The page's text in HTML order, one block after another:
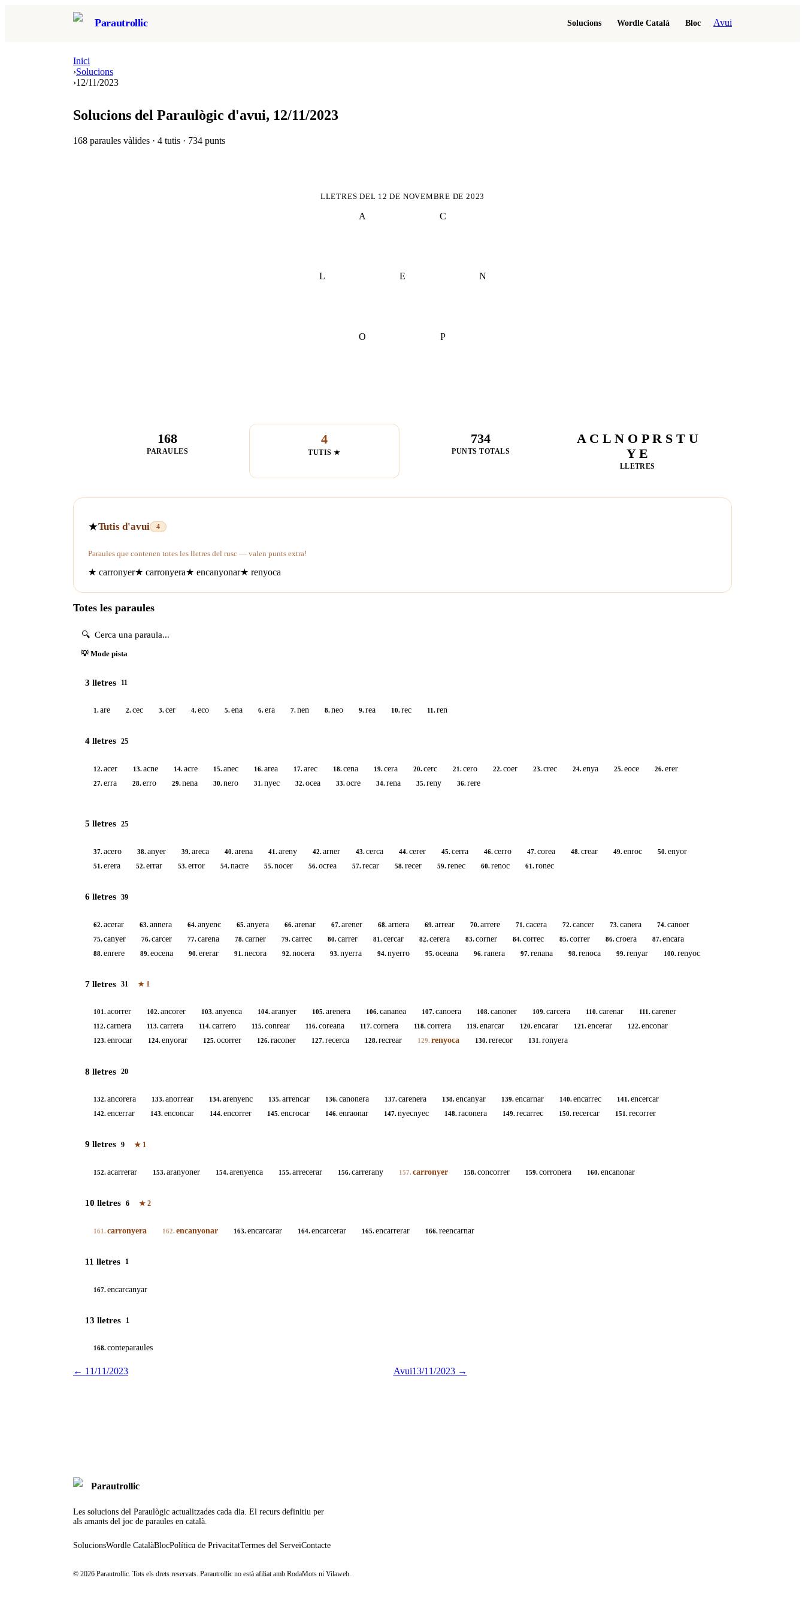
Parautrollic Solucions Wordle Català Bloc Avui
Inici
›Solucions
›12/11/2023
Solucions del Paraulògic d'avui, 12/11/2023
168 paraules vàlides · 4 tutis · 734 punts
LLETRES DEL 12 DE NOVEMBRE DE 2023
E
A C
L N
O P
168
PARAULES
4
TUTIS ★
734
PUNTS TOTALS
A C L N O P R S T U
Y E
LLETRES
★Tutis d'avui 4
Paraules que contenen totes les lletres del rusc — valen punts extra!
★ carronyer★ carronyera★ encanyonar★ renyoca
Totes les paraules
💡 Mode pista
3 lletres 11
1.are 2.cec 3.cer 4.eco 5.ena 6.era 7.nen 8.neo 9.rea 10.rec 11.ren
4 lletres 25
12.acer 13.acne 14.acre 15.anec 16.area 17.arec 18.cena 19.cera 20.cerc 21.cero 22.coer 23.crec 24.enya 25.eoce 26.erer
27.erra 28.erro 29.nena 30.nero 31.nyec 32.ocea 33.ocre 34.rena 35.reny 36.rere
5 lletres 25
37.acero 38.anyer 39.areca 40.arena 41.areny 42.arner 43.cerca 44.cerer 45.cerra 46.cerro 47.corea 48.crear 49.enroc 50.enyor
51.erera 52.errar 53.error 54.nacre 55.nocer 56.ocrea 57.recar 58.recer 59.renec 60.renoc 61.ronec
6 lletres 39
62.acerar 63.annera 64.anyenc 65.anyera 66.arenar 67.arener 68.arnera 69.arrear 70.arrere 71.cacera 72.cancer 73.canera 74.canoer
75.canyer 76.carcer 77.carena 78.carner 79.carrec 80.carrer 81.cercar 82.cerera 83.corner 84.correc 85.correr 86.croera 87.encara
88.enrere 89.eocena 90.ererar 91.necora 92.nocera 93.nyerra 94.nyerro 95.oceana 96.ranera 97.renana 98.renoca 99.renyar 100.renyoc
7 lletres 31 ★ 1
101.acorrer 102.ancorer 103.anyenca 104.aranyer 105.arenera 106.cananea 107.canoera 108.canoner 109.carcera 110.carenar 111.carener
112.carnera 113.carrera 114.carrero 115.conrear 116.coreana 117.cornera 118.correra 119.enarcar 120.encarar 121.encerar 122.enconar
123.enrocar 124.enyorar 125.ocorrer 126.raconer 127.recerca 128.recrear 129. renyoca 130.rerecor 131.ronyera
8 lletres 20
132.ancorera 133.anorrear 134.arenyenc 135.arrencar 136.canonera 137.carenera 138.encanyar 139.encarnar 140.encarrec 141.encercar
142.encerrar 143.enconcar 144.encorrer 145.encrocar 146.enraonar 147.nyecnyec 148.raconera 149.recarrec 150.recercar 151.recorrer
9 lletres 9 ★ 1
152.acarrerar 153.aranyoner 154.arenyenca 155.arrecerar 156.carrerany 157. carronyer 158.concorrer 159.corronera 160.encanonar
10 lletres 6 ★ 2
161. carronyera 162. encanyonar 163.encarcarar 164.encarcerar 165.encarrerar 166.reencarnar
11 lletres 1
167.encarcanyar
13 lletres 1
168.conteparaules
← 11/11/2023 Avui13/11/2023→
Parautrollic
Les solucions del Paraulògic actualitzades cada dia. El recurs definitiu per
als amants del joc de paraules en català.
SolucionsWordle CatalàBlocPolítica de PrivacitatTermes del ServeiContacte
© 2026 Parautrollic. Tots els drets reservats. Parautrollic no està afiliat amb RodaMots ni Vilaweb.